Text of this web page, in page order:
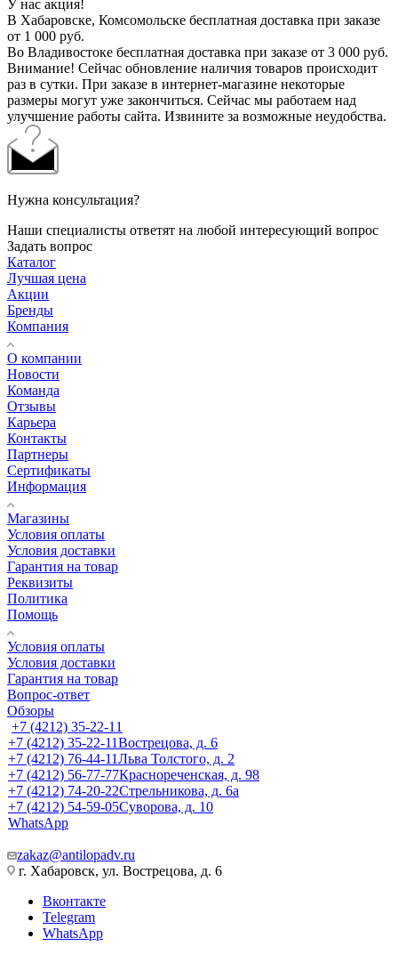
У нас акция!
В Хабаровске, Комсомольске бесплатная доставка при заказе
от 1 000 руб.
Во Владивостоке бесплатная доставка при заказе от 3 000 руб.
Внимание! Сейчас обновление наличия товаров происходит
раз в сутки. При заказе в интернет-магазине некоторые
размеры могут уже закончиться. Сейчас мы работаем над
улучшение работы сайта. Извините за возможные неудобства.
Нужна консультация?
Наши специалисты ответят на любой интересующий вопрос
Задать вопрос
Каталог
Лучшая цена
Акции
Бренды
Компания
О компании
Новости
Команда
Отзывы
Карьера
Контакты
Партнеры
Сертификаты
Информация
Магазины
Условия оплаты
Условия доставки
Гарантия на товар
Реквизиты
Политика
Помощь
Условия оплаты
Условия доставки
Гарантия на товар
Вопрос-ответ
Обзоры
+7 (4212) 35-22-11
+7 (4212) 35-22-11Вострецова, д. 6
+7 (4212) 76-44-11Льва Толстого, д. 2
+7 (4212) 56-77-77Краснореченская, д. 98
+7 (4212) 74-20-22Стрельникова, д. 6а
+7 (4212) 54-59-05Суворова, д. 10
WhatsApp
zakaz@antilopadv.ru
г. Хабаровск, ул. Вострецова, д. 6
Вконтакте
Telegram
WhatsApp